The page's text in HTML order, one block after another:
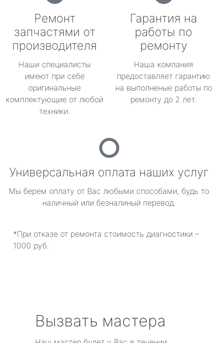
Ремонт
запчастями от
производителя
Наши специалисты
имеют при себе
оригинальные
комплектующие от любой
техники.
Гарантия на
работы по
ремонту
Наша компания
предоставляет гарантию
на выполненые работы по
ремонту до 2 лет.
Универсальная оплата наших услуг
Мы берем оплату от Вас любыми способами, будь то
наличный или безналиный перевод.
*При отказе от ремонта стоимость диагностики –
1000 руб.
Вызвать мастера